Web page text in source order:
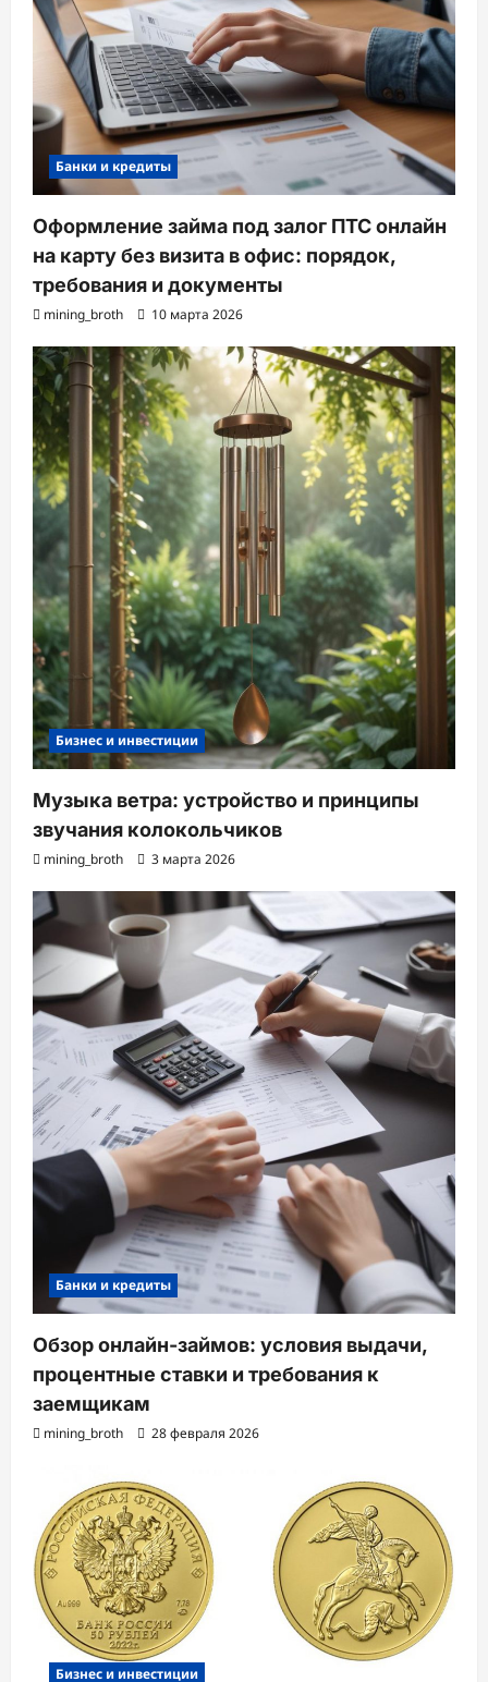
Банки и кредиты
Оформление займа под залог ПТС онлайн
на карту без визита в офис: порядок,
требования и документы
mining_broth 10 марта 2026
Бизнес и инвестиции
Музыка ветра: устройство и принципы
звучания колокольчиков
mining_broth 3 марта 2026
Банки и кредиты
Обзор онлайн-займов: условия выдачи,
процентные ставки и требования к
заемщикам
mining_broth 28 февраля 2026
Бизнес и инвестиции